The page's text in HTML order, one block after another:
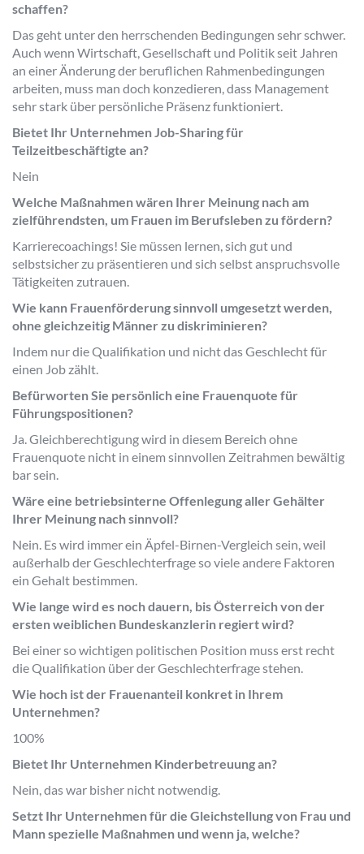
schaffen?
Das geht unter den herrschenden Bedingungen sehr schwer.
Auch wenn Wirtschaft, Gesellschaft und Politik seit Jahren
an einer Änderung der beruflichen Rahmenbedingungen
arbeiten, muss man doch konzedieren, dass Management
sehr stark über persönliche Präsenz funktioniert.
Bietet Ihr Unternehmen Job-Sharing für
Teilzeitbeschäftigte an?
Nein
Welche Maßnahmen wären Ihrer Meinung nach am
zielführendsten, um Frauen im Berufsleben zu fördern?
Karrierecoachings! Sie müssen lernen, sich gut und
selbstsicher zu präsentieren und sich selbst anspruchsvolle
Tätigkeiten zutrauen.
Wie kann Frauenförderung sinnvoll umgesetzt werden,
ohne gleichzeitig Männer zu diskriminieren?
Indem nur die Qualifikation und nicht das Geschlecht für
einen Job zählt.
Befürworten Sie persönlich eine Frauenquote für
Führungspositionen?
Ja. Gleichberechtigung wird in diesem Bereich ohne
Frauenquote nicht in einem sinnvollen Zeitrahmen bewältig
bar sein.
Wäre eine betriebsinterne Offenlegung aller Gehälter
Ihrer Meinung nach sinnvoll?
Nein. Es wird immer ein Äpfel-Birnen-Vergleich sein, weil
außerhalb der Geschlechterfrage so viele andere Faktoren
ein Gehalt bestimmen.
Wie lange wird es noch dauern, bis Österreich von der
ersten weiblichen Bundeskanzlerin regiert wird?
Bei einer so wichtigen politischen Position muss erst recht
die Qualifikation über der Geschlechterfrage stehen.
Wie hoch ist der Frauenanteil konkret in Ihrem
Unternehmen?
100%
Bietet Ihr Unternehmen Kinderbetreuung an?
Nein, das war bisher nicht notwendig.
Setzt Ihr Unternehmen für die Gleichstellung von Frau und
Mann spezielle Maßnahmen und wenn ja, welche?